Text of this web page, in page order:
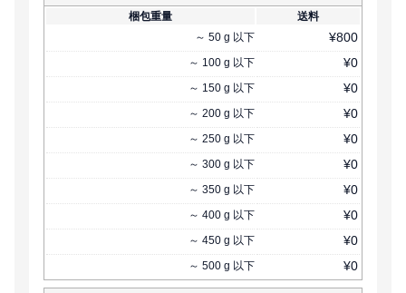
梱包重量
送料
～ 50 g 以下 ¥800
～ 100 g 以下 ¥0
～ 150 g 以下 ¥0
～ 200 g 以下 ¥0
～ 250 g 以下 ¥0
～ 300 g 以下 ¥0
～ 350 g 以下 ¥0
～ 400 g 以下 ¥0
～ 450 g 以下 ¥0
～ 500 g 以下 ¥0